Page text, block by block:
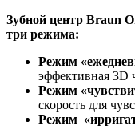
Зубной центр Braun
три режима:
Режим
эффективная 3D
Режим
скорость для
Режим